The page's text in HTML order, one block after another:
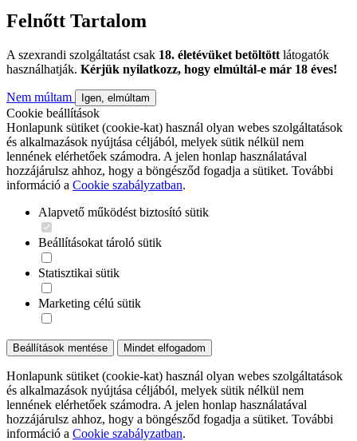
Felnőtt Tartalom
A szexrandi szolgáltatást csak 18. életévüket betöltött látogatók
használhatják. Kérjük nyilatkozz, hogy elmúltál-e már 18 éves!
Nem múltam Igen, elmúltam
Cookie beállítások
Honlapunk sütiket (cookie-kat) használ olyan webes szolgáltatások
és alkalmazások nyújtása céljából, melyek sütik nélkül nem
lennének elérhetőek számodra. A jelen honlap használatával
hozzájárulsz ahhoz, hogy a böngésződ fogadja a sütiket. További
információ a Cookie szabályzatban.
Alapvető működést biztosító sütik
Beállításokat tároló sütik
Statisztikai sütik
Marketing célú sütik
Beállítások mentése Mindet elfogadom
Honlapunk sütiket (cookie-kat) használ olyan webes szolgáltatások
és alkalmazások nyújtása céljából, melyek sütik nélkül nem
lennének elérhetőek számodra. A jelen honlap használatával
hozzájárulsz ahhoz, hogy a böngésződ fogadja a sütiket. További
információ a Cookie szabályzatban.